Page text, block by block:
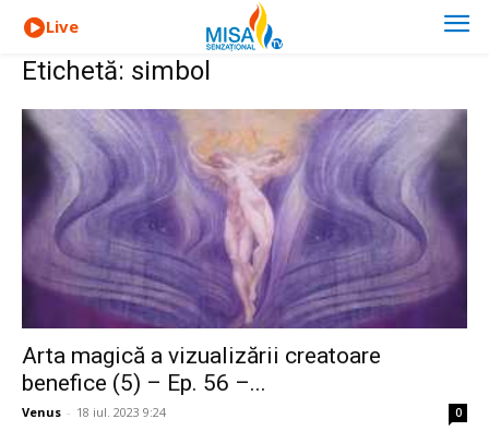
Live
Etichetă: simbol
Arta magică a vizualizării creatoare
benefice (5) – Ep. 56 –...
Venus - 18 iul. 2023 9:24 0